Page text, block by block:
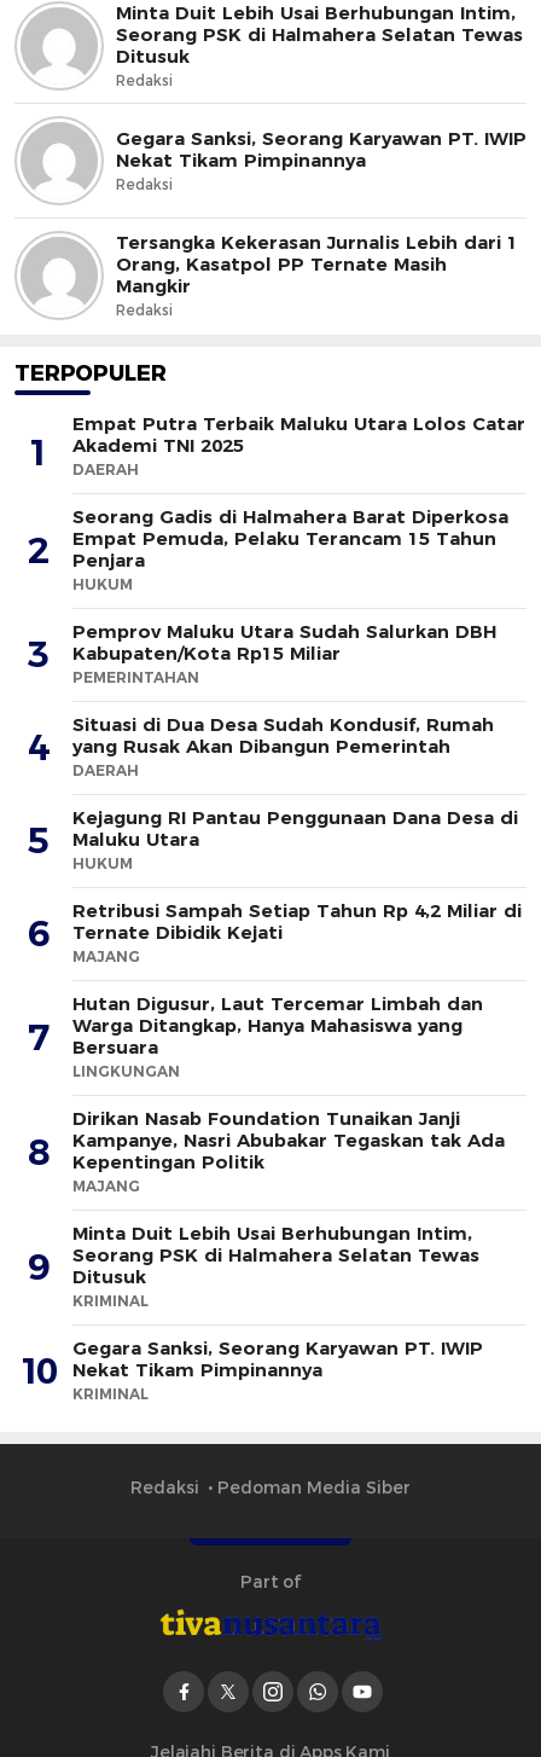
Minta Duit Lebih Usai Berhubungan Intim,
Seorang PSK di Halmahera Selatan Tewas
Ditusuk
Redaksi
Gegara Sanksi, Seorang Karyawan PT. IWIP
Nekat Tikam Pimpinannya
Redaksi
Tersangka Kekerasan Jurnalis Lebih dari 1
Orang, Kasatpol PP Ternate Masih
Mangkir
Redaksi
TERPOPULER
1
Empat Putra Terbaik Maluku Utara Lolos Catar
Akademi TNI 2025
DAERAH
2
Seorang Gadis di Halmahera Barat Diperkosa
Empat Pemuda, Pelaku Terancam 15 Tahun
Penjara
HUKUM
3
Pemprov Maluku Utara Sudah Salurkan DBH
Kabupaten/Kota Rp15 Miliar
PEMERINTAHAN
4
Situasi di Dua Desa Sudah Kondusif, Rumah
yang Rusak Akan Dibangun Pemerintah
DAERAH
5
Kejagung RI Pantau Penggunaan Dana Desa di
Maluku Utara
HUKUM
6
Retribusi Sampah Setiap Tahun Rp 4,2 Miliar di
Ternate Dibidik Kejati
MAJANG
7
Hutan Digusur, Laut Tercemar Limbah dan
Warga Ditangkap, Hanya Mahasiswa yang
Bersuara
LINGKUNGAN
8
Dirikan Nasab Foundation Tunaikan Janji
Kampanye, Nasri Abubakar Tegaskan tak Ada
Kepentingan Politik
MAJANG
9
Minta Duit Lebih Usai Berhubungan Intim,
Seorang PSK di Halmahera Selatan Tewas
Ditusuk
KRIMINAL
10
Gegara Sanksi, Seorang Karyawan PT. IWIP
Nekat Tikam Pimpinannya
KRIMINAL
Redaksi Pedoman Media Siber
Part of
Jelajahi Berita di Apps Kami